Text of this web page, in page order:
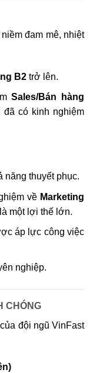
đam mê, nhiệt
B2trở lên.
Sales/Bán hàng
có kinh nghiệm
năng thuyết phục.
về Marketing
là một lợi thế lớn.
áp lực công việc
nghiệp.
CHÓNG
đội ngũ VinFast